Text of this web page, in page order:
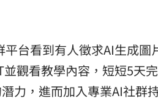
台看到有人徵求AI生成
觀看教學內容，短短5天
力，進而加入專業AI社群